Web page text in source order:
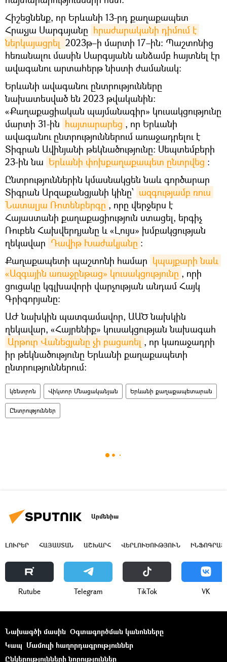
Հիշեցնենք, որ Երևանի 13-րդ քաղաքապետ
Հրաչյա Սարգսյանը հրաժարականի դիմում է
ներկայացրել 2023թ–ի մարտի 17–ին։ Պաշտոնից
հեռանալու մասին Սարգսյանն անձամբ հայտնել էր
ավագանու արտահերթ նիստի ժամանակ։
Երևանի ավագանու ընտրությունները
նախատեսված են 2023 թվականին։
«Քաղաքացիական պայմանագիր» կուսակցությունը
մարտի 31-ին հայտարարեց , որ Երևանի
ավագանու ընտրություններում առաջադրելու է
Տիգրան Ավինյանի թեկնածությունը։ Սեպտեմբերի
23-ին նա Երևանի փոխքաղաքապետ ընտրվեց ։
Ընտրություններին կմասնակցեն նաև գործարար
Տիգրան Արզաքանցյանի կինը՝ ազգությամբ ռուս
Նատալյա Ռոտենբերգը , որը վերջերս է
Հայաստանի քաղաքացիություն ստացել, երգիչ
Ռուբեն Հախվերդյանը և «Լույս» խմբակցության
ղեկավար Դավիթ Խաժակյանը ։
Քաղաքապետի պաշտոնի համար կպայքարի նաև
«Ազգային առաջընթաց» կուսակցությունը , որի
ցուցակը կգլխավորի վարչության անդամ Հայկ
Գրիգորյանը։
ԱԺ նախկին պատգամավոր, ԱԱԾ նախկին
ղեկավար, «Հայրենիք» կուսակցության նախագահ
Արթուր Վանեցյանը չի բացառել , որ կառաջադրի
իր թեկնածությունը Երևանի քաղաքապետի
ընտրություններում։
կենտրոն Վիկտոր Մնացականյան Երևանի քաղաքապետարան
Ընտրություններ
Արմենիա
ԼՈՒՐԵՐ ՀԱՅԱՍՏԱՆ ԱՇԽԱՐՀ ՎԵՐԼՈՒԾՈՒԹՅՈՒՆ
Rutube Telegram ТikТоk VK
Նախագծի մասին Օգտագործման կանոնները
Կապ Մամուլի հաղորդագրություններ
Ընկերությունների նորություններ